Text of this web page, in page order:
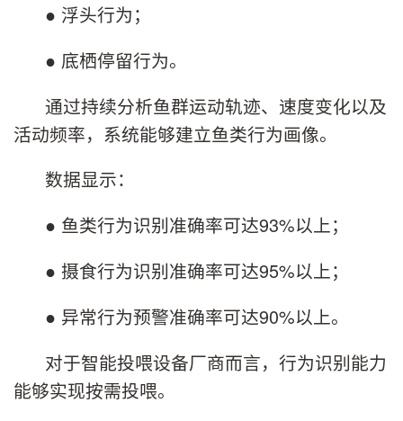
● 浮头行为；
● 底栖停留行为。
通过持续分析鱼群运动轨迹、速度变化以及
活动频率，系统能够建立鱼类行为画像。
数据显示：
● 鱼类行为识别准确率可达93%以上；
● 摄食行为识别准确率可达95%以上；
● 异常行为预警准确率可达90%以上。
对于智能投喂设备厂商而言，行为识别能力
能够实现按需投喂。